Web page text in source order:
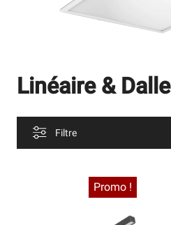
Linéaire & Dalle
Filtre
Promo !